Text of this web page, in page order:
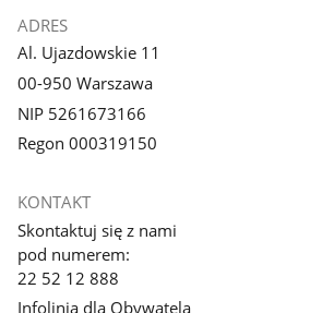
ADRES
Al. Ujazdowskie 11
00-950 Warszawa
NIP 5261673166
Regon 000319150
KONTAKT
Skontaktuj się z nami
pod numerem:
22 52 12 888
Infolinia dla Obywatela